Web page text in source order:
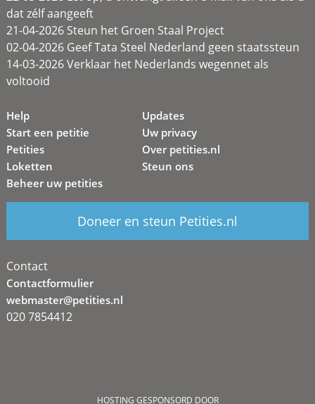
dat zélf aangeeft
21-04-2026 Steun het Groen Staal Project
02-04-2026 Geef Tata Steel Nederland geen staatssteun
14-03-2026 Verklaar het Nederlands wegennet als
voltooid
Help
Start een petitie
Petities
Loketten
Beheer uw petities
Updates
Uw privacy
Over petities.nl
Steun ons
Doneer en steun Petities.nl
Contact
Contactformulier
webmaster@petities.nl
020 7854412
HOSTING GESPONSORD DOOR